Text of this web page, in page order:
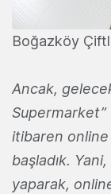
Boğazköy
Ancak,
Supermarket”
itibaren
başladık.
yaparak,